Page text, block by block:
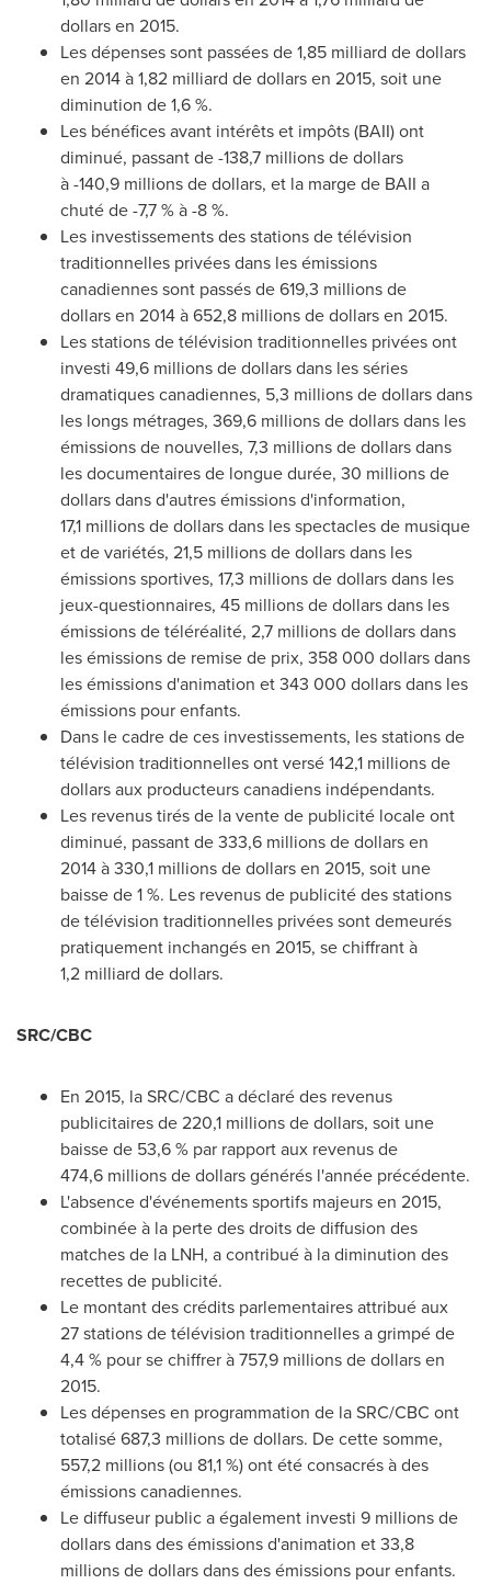
dollars en 2015.
Les dépenses sont passées de 1,85 milliard de dollars
en 2014 à 1,82 milliard de dollars en 2015, soit une
diminution de 1,6 %.
Les bénéfices avant intérêts et impôts (BAII) ont
diminué, passant de -138,7 millions de dollars
à -140,9 millions de dollars, et la marge de BAII a
chuté de -7,7 % à -8 %.
Les investissements des stations de télévision
traditionnelles privées dans les émissions
canadiennes sont passés de 619,3 millions de
dollars en 2014 à 652,8 millions de dollars en 2015.
Les stations de télévision traditionnelles privées ont
investi 49,6 millions de dollars dans les séries
dramatiques canadiennes, 5,3 millions de dollars dans
les longs métrages, 369,6 millions de dollars dans les
émissions de nouvelles, 7,3 millions de dollars dans
les documentaires de longue durée, 30 millions de
dollars dans d'autres émissions d'information,
17,1 millions de dollars dans les spectacles de musique
et de variétés, 21,5 millions de dollars dans les
émissions sportives, 17,3 millions de dollars dans les
jeux-questionnaires, 45 millions de dollars dans les
émissions de téléréalité, 2,7 millions de dollars dans
les émissions de remise de prix, 358 000 dollars dans
les émissions d'animation et 343 000 dollars dans les
émissions pour enfants.
Dans le cadre de ces investissements, les stations de
télévision traditionnelles ont versé 142,1 millions de
dollars aux producteurs canadiens indépendants.
Les revenus tirés de la vente de publicité locale ont
diminué, passant de 333,6 millions de dollars en
2014 à 330,1 millions de dollars en 2015, soit une
baisse de 1 %. Les revenus de publicité des stations
de télévision traditionnelles privées sont demeurés
pratiquement inchangés en 2015, se chiffrant à
1,2 milliard de dollars.
SRC/CBC
En 2015, la SRC/CBC a déclaré des revenus
publicitaires de 220,1 millions de dollars, soit une
baisse de 53,6 % par rapport aux revenus de
474,6 millions de dollars générés l'année précédente.
L'absence d'événements sportifs majeurs en 2015,
combinée à la perte des droits de diffusion des
matches de la LNH, a contribué à la diminution des
recettes de publicité.
Le montant des crédits parlementaires attribué aux
27 stations de télévision traditionnelles a grimpé de
4,4 % pour se chiffrer à 757,9 millions de dollars en
2015.
Les dépenses en programmation de la SRC/CBC ont
totalisé 687,3 millions de dollars. De cette somme,
557,2 millions (ou 81,1 %) ont été consacrés à des
émissions canadiennes.
Le diffuseur public a également investi 9 millions de
dollars dans des émissions d'animation et 33,8
millions de dollars dans des émissions pour enfants.